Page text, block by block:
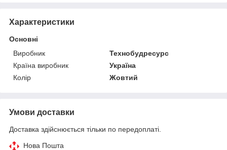
Характеристики
Основні
Виробник
Технобудресурс
Країна виробник
Україна
Колір
Жовтий
Умови доставки
Доставка здійснюється тільки по передоплаті.
Нова Пошта